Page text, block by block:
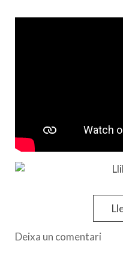
Deixa un comentari